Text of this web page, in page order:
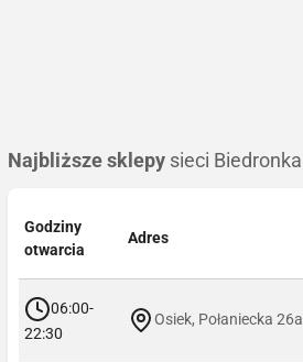
Najbliższe sklepy sieci Biedronka
Godziny
otwarcia
Adres
06:00-
22:30
Osiek, Połaniecka 26a